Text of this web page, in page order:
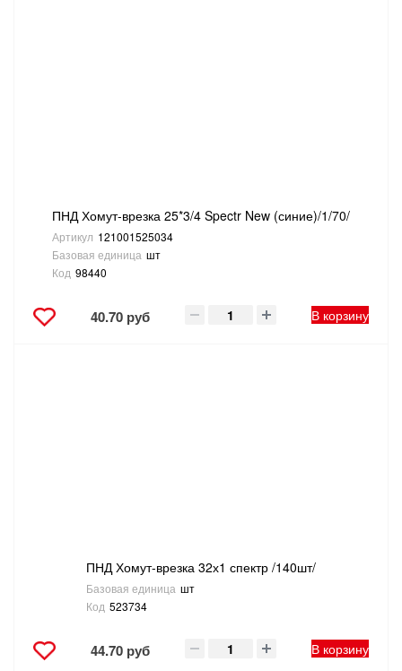
ПНД Хомут-врезка 25*3/4 Spectr New (синие)/1/70/
Артикул 121001525034
Базовая единица шт
Код 98440
40.70 руб В корзину
ПНД Хомут-врезка 32х1 спектр /140шт/
Базовая единица шт
Код 523734
44.70 руб В корзину